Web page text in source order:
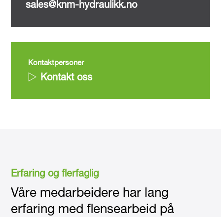
sales@knm-hydraulikk.no
Kontaktpersoner
Kontakt oss
Erfaring og flerfaglig
Våre medarbeidere har lang
erfaring med flensearbeid på